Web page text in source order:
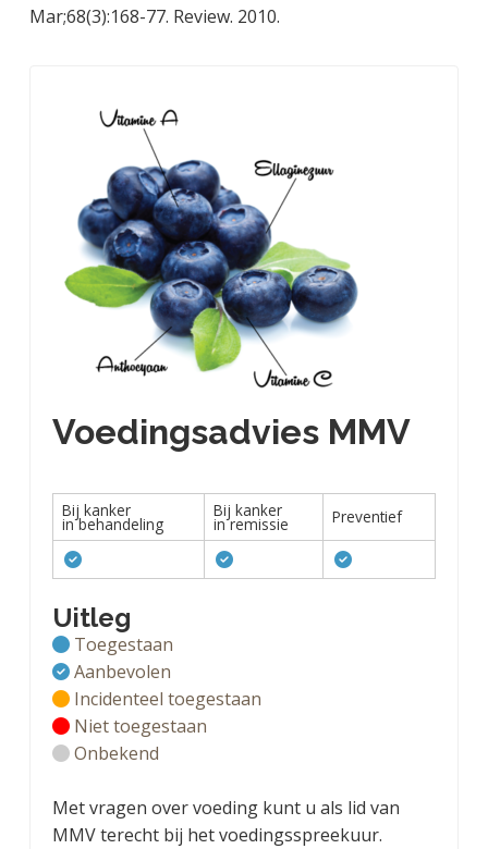
Mar;68(3):168-77. Review. 2010.
Voedingsadvies MMV
Bij kanker
in behandeling
Bij kanker
in remissie Preventief
Uitleg
Toegestaan
Aanbevolen
Incidenteel toegestaan
Niet toegestaan
Onbekend
Met vragen over voeding kunt u als lid van
MMV terecht bij het voedingsspreekuur.